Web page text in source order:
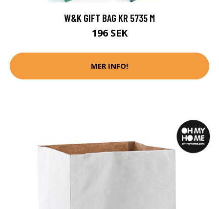
W&K GIFT BAG KR 5735 M
196 SEK
MER INFO!